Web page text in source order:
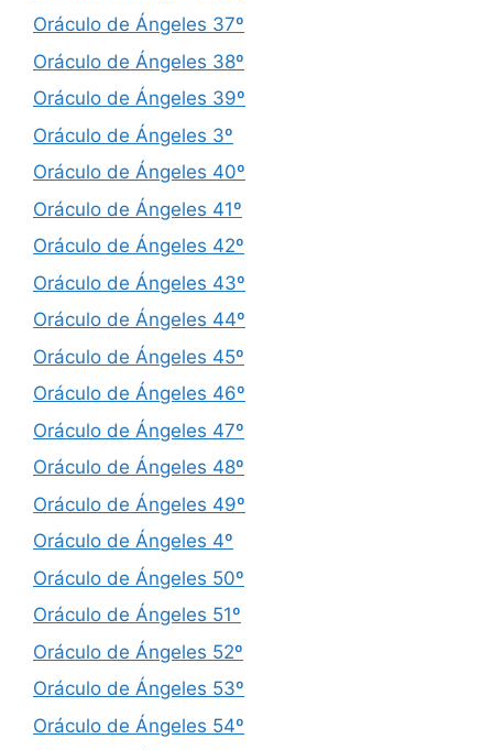
Oráculo de Ángeles 37º
Oráculo de Ángeles 38º
Oráculo de Ángeles 39º
Oráculo de Ángeles 3º
Oráculo de Ángeles 40º
Oráculo de Ángeles 41º
Oráculo de Ángeles 42º
Oráculo de Ángeles 43º
Oráculo de Ángeles 44º
Oráculo de Ángeles 45º
Oráculo de Ángeles 46º
Oráculo de Ángeles 47º
Oráculo de Ángeles 48º
Oráculo de Ángeles 49º
Oráculo de Ángeles 4º
Oráculo de Ángeles 50º
Oráculo de Ángeles 51º
Oráculo de Ángeles 52º
Oráculo de Ángeles 53º
Oráculo de Ángeles 54º